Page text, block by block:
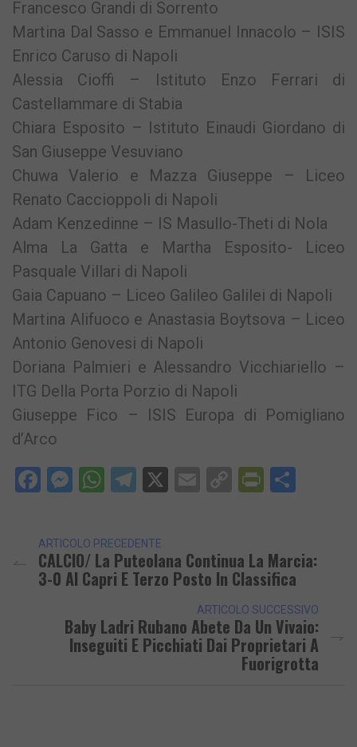
Francesco Grandi di Sorrento
Martina Dal Sasso e Emmanuel Innacolo – ISIS
Enrico Caruso di Napoli
Alessia Cioffi – Istituto Enzo Ferrari di
Castellammare di Stabia
Chiara Esposito – Istituto Einaudi Giordano di
San Giuseppe Vesuviano
Chuwa Valerio e Mazza Giuseppe – Liceo
Renato Caccioppoli di Napoli
Adam Kenzedinne – IS Masullo-Theti di Nola
Alma La Gatta e Martha Esposito- Liceo
Pasquale Villari di Napoli
Gaia Capuano – Liceo Galileo Galilei di Napoli
Martina Alifuoco e Anastasia Boytsova – Liceo
Antonio Genovesi di Napoli
Doriana Palmieri e Alessandro Vicchiariello –
ITG Della Porta Porzio di Napoli
Giuseppe Fico – ISIS Europa di Pomigliano
d’Arco
Facebook
Messenger
WhatsApp
Telegram
X EmailCopy
ARTICOLO PRECEDENTE
CALCIO/ La Puteolana Continua La Marcia:
3-0 Al Capri E Terzo Posto In Classifica
ARTICOLO SUCCESSIVO
Baby Ladri Rubano Abete Da Un Vivaio:
Inseguiti E Picchiati Dai Proprietari A
Fuorigrotta